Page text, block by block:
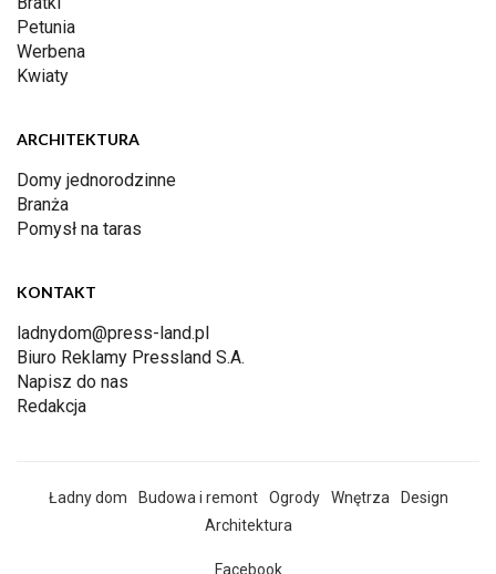
Petunia
Werbena
Kwiaty
ARCHITEKTURA
Domy jednorodzinne
Branża
Pomysł na taras
KONTAKT
ladnydom@press-land.pl
Biuro Reklamy Pressland S.A.
Napisz do nas
Redakcja
Ładny dom Budowa i remont Ogrody Wnętrza
Design
Architektura
Facebook